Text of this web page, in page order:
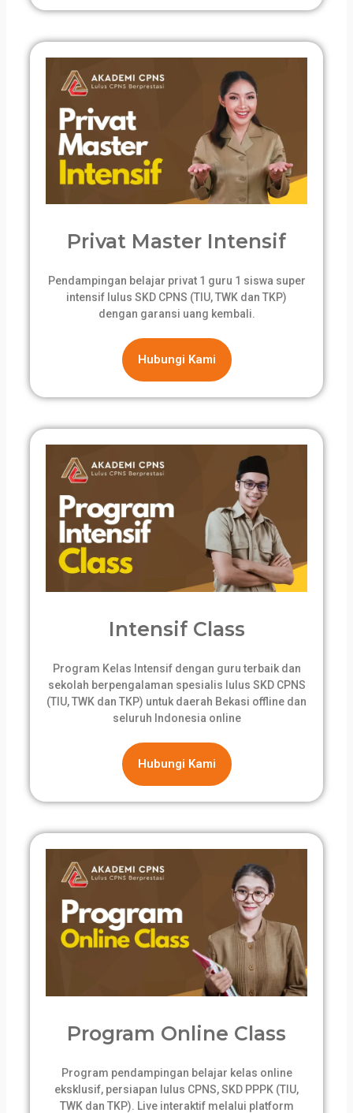
Privat Master Intensif
Pendampingan belajar privat 1 guru 1 siswa super
intensif lulus SKD CPNS (TIU, TWK dan TKP)
dengan garansi uang kembali.
Hubungi Kami
Intensif Class
Program Kelas Intensif dengan guru terbaik dan
sekolah berpengalaman spesialis lulus SKD CPNS
(TIU, TWK dan TKP) untuk daerah Bekasi offline dan
seluruh Indonesia online
Hubungi Kami
Program Online Class
Program pendampingan belajar kelas online
eksklusif, persiapan lulus CPNS, SKD PPPK (TIU,
TWK dan TKP). Live interaktif melalui platform